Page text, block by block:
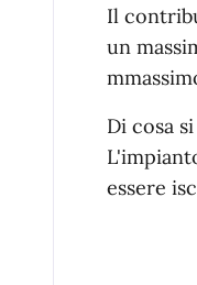
Il
un
Di cosa
essere